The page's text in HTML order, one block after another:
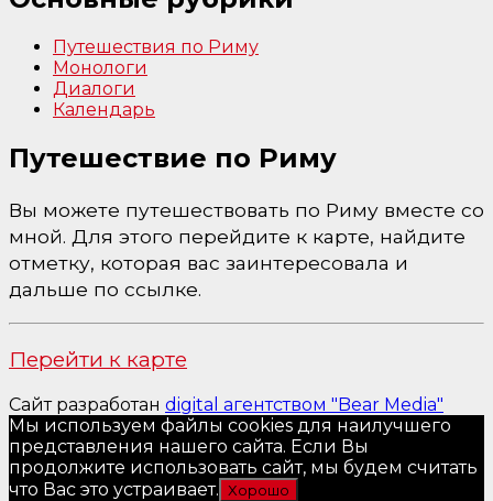
Путешествия по Риму
Монологи
Диалоги
Календарь
Путешествие по Риму
Вы можете путешествовать по Риму вместе со
мной. Для этого перейдите к карте, найдите
отметку, которая вас заинтересовала и
дальше по ссылке.
Перейти к карте
Сайт разработан digital агентством "Bear Media"
Мы используем файлы cookies для наилучшего
представления нашего сайта. Если Вы
продолжите использовать сайт, мы будем считать
что Вас это устраивает. Хорошо